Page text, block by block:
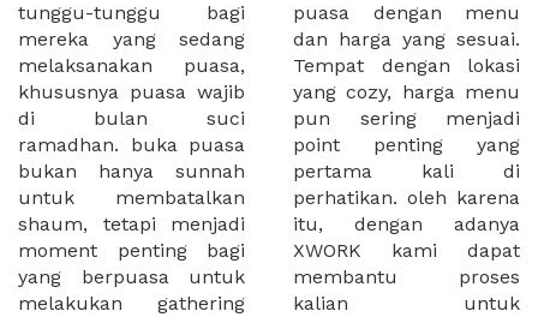
tunggu-tunggu bagi
mereka yang sedang
melaksanakan puasa,
khususnya puasa wajib
di bulan suci
ramadhan. buka puasa
bukan hanya sunnah
untuk membatalkan
shaum, tetapi menjadi
moment penting bagi
yang berpuasa untuk
melakukan gathering
puasa dengan menu
dan harga yang sesuai.
Tempat dengan lokasi
yang cozy, harga menu
pun sering menjadi
point penting yang
pertama kali di
perhatikan. oleh karena
itu, dengan adanya
XWORK kami dapat
membantu proses
kalian untuk